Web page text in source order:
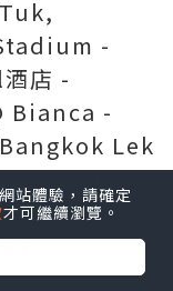
-
店 -
Bianca -
Lek
Massage,
站體驗，請確定
才可繼續瀏覽。